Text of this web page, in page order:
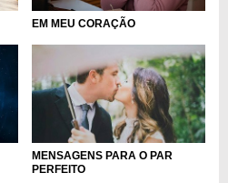
EM MEU CORAÇÃO
MENSAGENS PARA O PAR
PERFEITO